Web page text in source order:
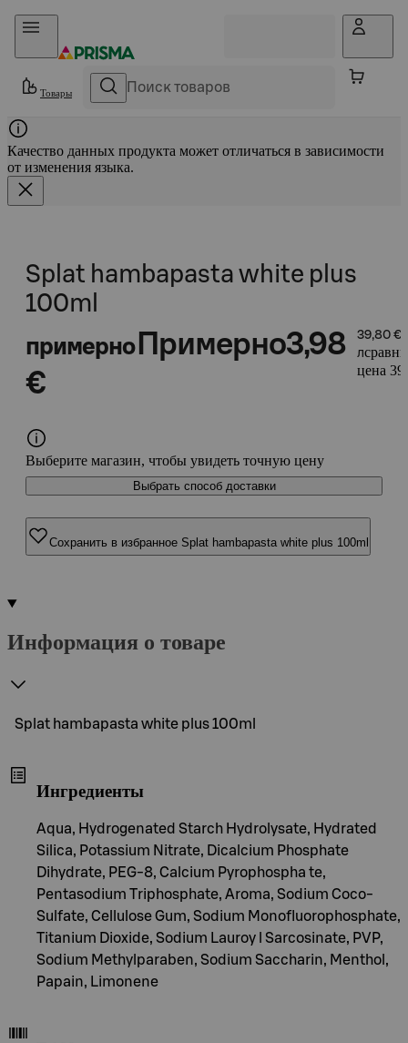
Прыгать в контент
Товары
Качество данных продукта может отличаться в зависимости
от изменения языка.
Splat hambapasta white plus
100ml
примерно Примерно3,98
€
39,80 €/
л
цена
Выберите магазин, чтобы увидеть точную цену
Выбрать способ доставки
Сохранить в избранное Splat hambapasta white plus 100ml
Информация о товаре
Splat hambapasta white plus 100ml
Ингредиенты
Aqua, Hydrogenated Starch Hydrolysate, Hydrated
Silica, Potassium Nitrate, Dicalcium Phosphate
Dihydrate, PEG-8, Calcium Pyrophospha te,
Pentasodium Triphosphate, Aroma, Sodium Coco-
Sulfate, Cellulose Gum, Sodium Monofluorophosphate,
Titanium Dioxide, Sodium Lauroy l Sarcosinate, PVP,
Sodium Methylparaben, Sodium Saccharin, Menthol,
Papain, Limonene